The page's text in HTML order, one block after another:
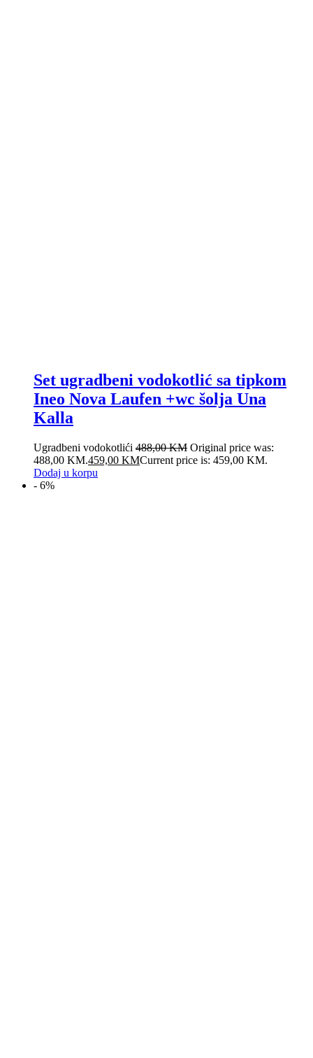
Set ugradbeni vodokotlić sa tipkom
Ineo Nova Laufen +wc šolja Una
Kalla
Ugradbeni vodokotlići 488,00KM Original price was:
488,00 KM.459,00 KMCurrent price is: 459,00 KM.
Dodaj u korpu
- 6%